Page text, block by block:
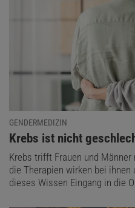
GENDERMEDIZIN
:
Krebs ist nicht
Krebs trifft Frauen und
die Therapien wirken bei
dieses Wissen Eingang in die